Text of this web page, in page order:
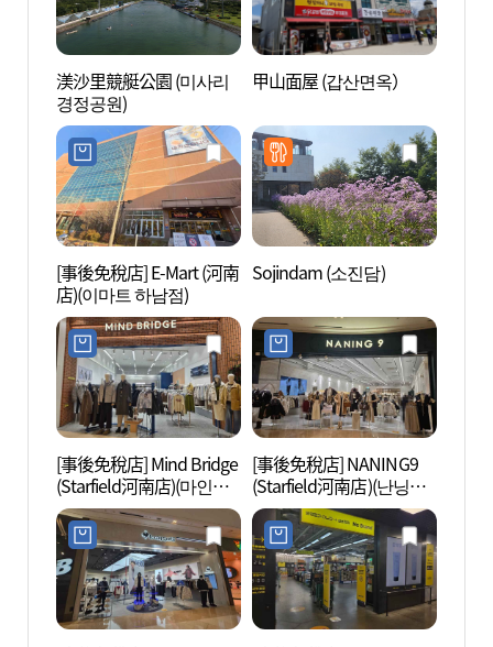
渼沙里競艇公園 (미사리
경정공원)
甲山面屋 (갑산면옥）
[事後免稅店] E-Mart (河南
店)(이마트 하남점)
Sojindam (소진담)
[事後免稅店] Mind Bridge
(Starfield河南店)(마인드
브릿지 스타필드 하남점)
[事後免稅店] NANING9
(Starfield河南店)(난닝구
스타필드 하남점)